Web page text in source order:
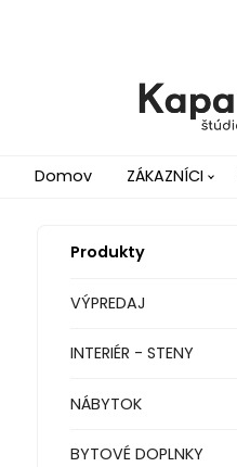
Domov ZÁKAZNÍCI
Produkty
VÝPREDAJ
INTERIÉR - STENY
NÁBYTOK
BYTOVÉ DOPLNKY